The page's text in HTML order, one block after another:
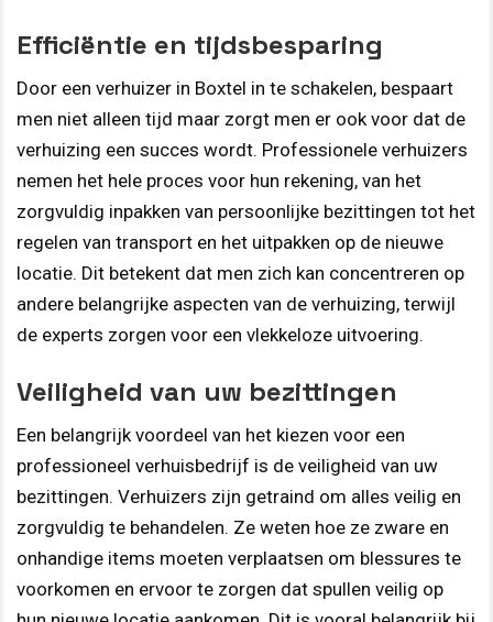
Efficiëntie en tijdsbesparing
Door een verhuizer in Boxtel in te schakelen, bespaart
men niet alleen tijd maar zorgt men er ook voor dat de
verhuizing een succes wordt. Professionele verhuizers
nemen het hele proces voor hun rekening, van het
zorgvuldig inpakken van persoonlijke bezittingen tot het
regelen van transport en het uitpakken op de nieuwe
locatie. Dit betekent dat men zich kan concentreren op
andere belangrijke aspecten van de verhuizing, terwijl
de experts zorgen voor een vlekkeloze uitvoering.
Veiligheid van uw bezittingen
Een belangrijk voordeel van het kiezen voor een
professioneel verhuisbedrijf is de veiligheid van uw
bezittingen. Verhuizers zijn getraind om alles veilig en
zorgvuldig te behandelen. Ze weten hoe ze zware en
onhandige items moeten verplaatsen om blessures te
voorkomen en ervoor te zorgen dat spullen veilig op